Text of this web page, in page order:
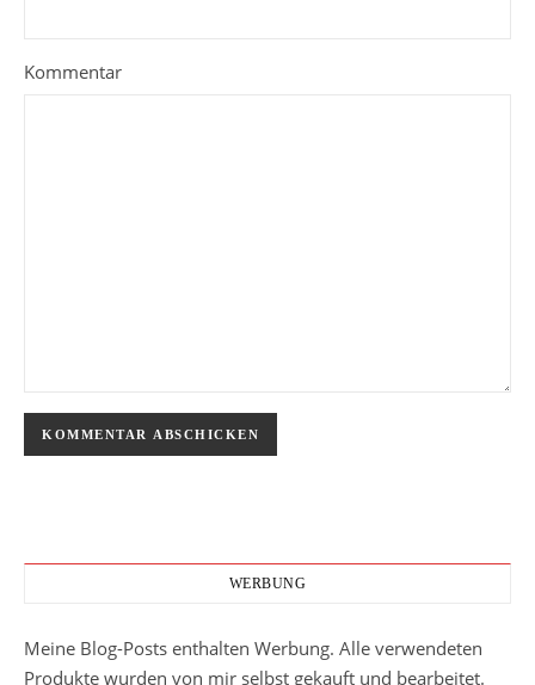
Kommentar
WERBUNG
Meine Blog-Posts enthalten Werbung. Alle verwendeten
Produkte wurden von mir selbst gekauft und bearbeitet.